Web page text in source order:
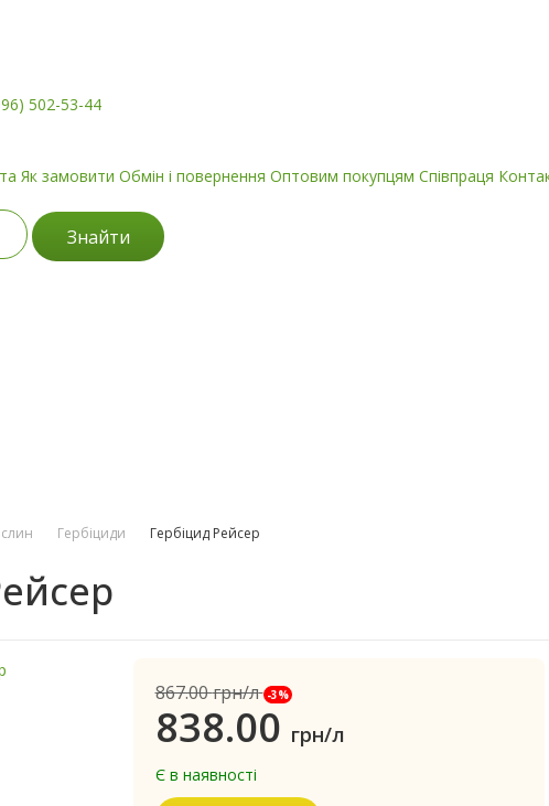
502-53-44
Як замовити Обмін і повернення Оптовим покупцям Співпраця
Знайти
Гербіциди Гербіцид Рейсер
867.00грн/л -3%
838.00 грн/л
Є в наявності